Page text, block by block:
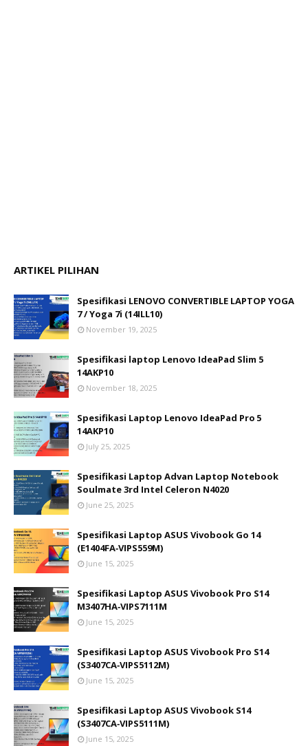
ARTIKEL PILIHAN
Spesifikasi LENOVO CONVERTIBLE LAPTOP YOGA
7 / Yoga 7i (14ILL10)
November 19, 2025
Spesifikasi laptop Lenovo IdeaPad Slim 5
14AKP10
November 18, 2025
Spesifikasi Laptop Lenovo IdeaPad Pro 5
14AKP10
July 25, 2025
Spesifikasi Laptop Advan Laptop Notebook
Soulmate 3rd Intel Celeron N4020
June 25, 2025
Spesifikasi Laptop ASUS Vivobook Go 14
(E1404FA‑VIPS559M)
June 15, 2025
Spesifikasi Laptop ASUS Vivobook Pro S14
M3407HA‑VIPS7111M
June 15, 2025
Spesifikasi Laptop ASUS Vivobook Pro S14
(S3407CA‑VIPS5112M)
June 15, 2025
Spesifikasi Laptop ASUS Vivobook S14
(S3407CA‑VIPS5111M)
June 15, 2025